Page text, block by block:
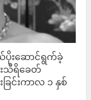
ပိုးဆောင်ရွက်ခဲ့
သီရိခေတ်
င်းကာလ ၁ နှစ်